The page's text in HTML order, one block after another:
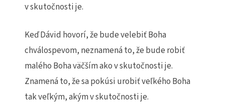
v skutočnosti je.
Keď Dávid hovorí, že bude velebiť Boha
chválospevom, neznamená to, že bude robiť
malého Boha väčším ako v skutočnosti je.
Znamená to, že sa pokúsi urobiť veľkého Boha
tak veľkým, akým v skutočnosti je.